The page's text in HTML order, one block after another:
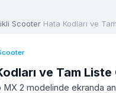
Scooter Hata Kodları ve
ve Tam
2 modelinde ekranda